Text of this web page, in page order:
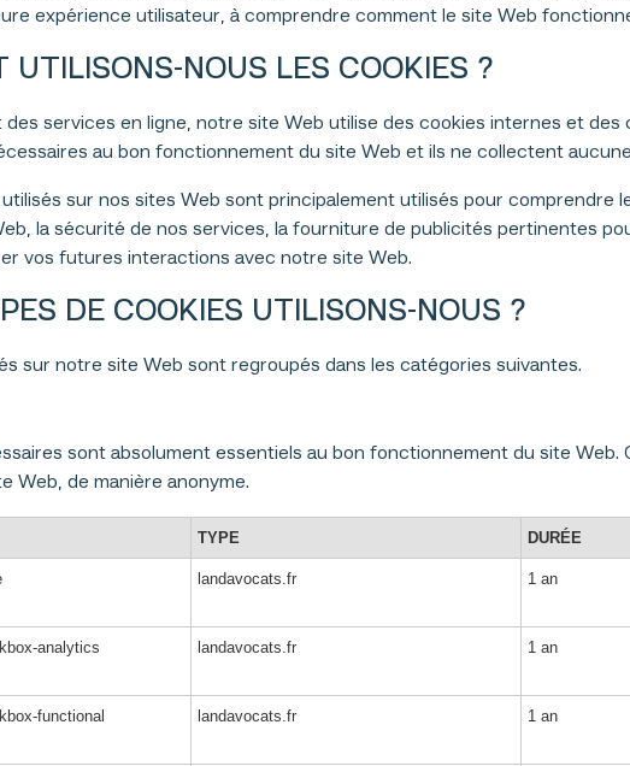
expérience utilisateur, à comprendre comment le site Web
UTILISONS-NOUS LES COOKIES ?
des services en ligne, notre site Web utilise des cookies internes et
au bon fonctionnement du site Web et ils ne collectent
sur nos sites Web sont principalement utilisés pour
la sécurité de nos services, la fourniture de publicités pertinentes
vos futures interactions avec notre site Web.
DE COOKIES UTILISONS-NOUS ?
sur notre site Web sont regroupés dans les catégories suivantes.
sont absolument essentiels au bon fonctionnement du site
Web, de manière anonyme.
TYPE DURÉE
landavocats.fr 1 an
analytics landavocats.fr 1 an
functional landavocats.fr 1 an